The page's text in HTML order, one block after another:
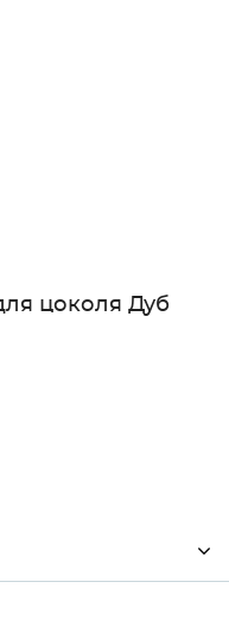
цоколя Дуб